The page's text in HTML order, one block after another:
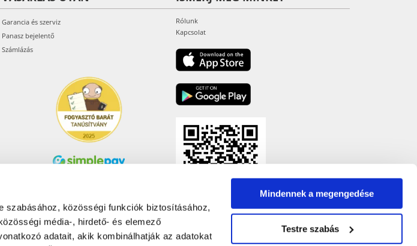
szabásához, közösségi funkciók biztosításához,
média-, hirdető- és elemező
adatait, akik kombinálhatják az adatokat
Mindennek a megengedése
Testre szabás
Garancia és szerviz
Panasz bejelentő
Számlázás
Olcsóbbat.hu – Spórolni
Rólunk
Kapcsolat